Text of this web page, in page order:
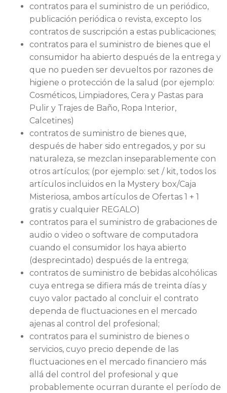
contratos para el suministro de un periódico,
publicación periódica o revista, excepto los
contratos de suscripción a estas publicaciones;
contratos para el suministro de bienes que el
consumidor ha abierto después de la entrega y
que no pueden ser devueltos por razones de
higiene o protección de la salud (por ejemplo:
Cosméticos, Limpiadores, Cera y Pastas para
Pulir y Trajes de Baño, Ropa Interior,
Calcetines)
contratos de suministro de bienes que,
después de haber sido entregados, y por su
naturaleza, se mezclan inseparablemente con
otros artículos; (por ejemplo: set / kit, todos los
artículos incluidos en la Mystery box/Caja
Misteriosa, ambos artículos de Ofertas 1 + 1
gratis y cualquier REGALO)
contratos para el suministro de grabaciones de
audio o video o software de computadora
cuando el consumidor los haya abierto
(desprecintado) después de la entrega;
contratos de suministro de bebidas alcohólicas
cuya entrega se difiera más de treinta días y
cuyo valor pactado al concluir el contrato
dependa de fluctuaciones en el mercado
ajenas al control del profesional;
contratos para el suministro de bienes o
servicios, cuyo precio depende de las
fluctuaciones en el mercado financiero más
allá del control del profesional y que
probablemente ocurran durante el período de